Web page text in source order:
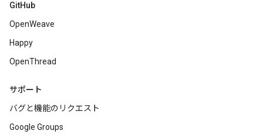
GitHub
OpenWeave
Happy
OpenThread
サポート
バグと機能のリクエスト
Google Groups